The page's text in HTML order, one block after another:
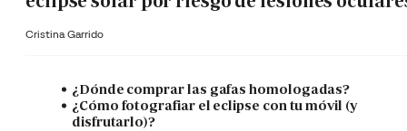
Cristina Garrido
¿Dónde comprar las gafas homologadas?
¿Cómo fotografiar el eclipse con tu móvil (y
disfrutarlo)?